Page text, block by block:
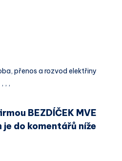
přenos a rozvod elektřiny
, , ,
BEZDÍČEK MVE
do komentářů níže